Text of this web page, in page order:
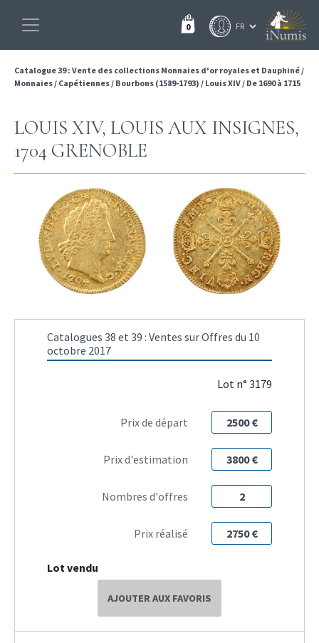
0
Catalogue 39 : Vente des collections Monnaies d'or royales et Dauphiné/
Monnaies/ Capétiennes/ Bourbons (1589-1793) / Louis XIV/ De 1690 à 1715
LOUIS XIV, LOUIS AUX INSIGNES,
1704 GRENOBLE
Catalogues 38 et 39 : Ventes sur Offres du 10
octobre 2017
Lot n° 3179
Prix de départ 2500 €
Prix d'estimation 3800 €
Nombres d'offres 2
Prix réalisé 2750 €
Lot vendu
AJOUTER AUX FAVORIS